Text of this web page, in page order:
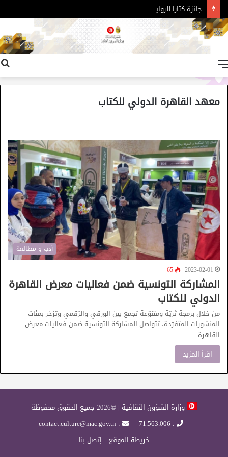
جائزة كتارا للرواية العربية – الدورة 11
معهد القاهرة الدولي للكتاب
أدب و مطالعة
2023-02-01
65
المشاركة التونسية ضمن فعاليات معرض القاهرة
الدولي للكتاب
من خلال برمجة ثريّة ومتنوّعة تجمع بين الورقي والرّقمي وتزخر بمئات
المنشورات المتفرّدة، تتواصل المشاركة التونسية ضمن فعاليات معرض
القاهرة…
اقرأ المزيد
وزارة الشؤون الثقافية | ©2026 جميع الحقوق محفوظة
: 71.563.006
: contact.culture@mac.gov.tn
خريطة الموقع
إتصل بنا